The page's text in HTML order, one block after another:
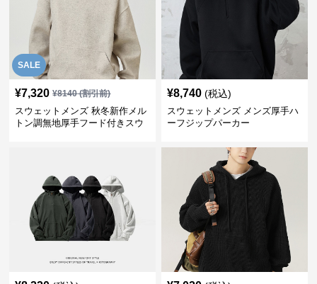
SALE
¥7,320 ¥8140(割引前)
スウェットメンズ 秋冬新作メル
トン調無地厚手フード付きスウ
¥8,740 (税込)
スウェットメンズ メンズ厚手ハ
ーフジップパーカー